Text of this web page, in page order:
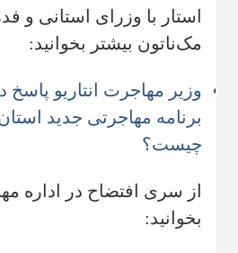
استار با وزرای استانی و
مک‌ناتون بیشتر بخوانید:
وزیر مهاجرت انتاریو پاسخ
برنامه مهاجرتی جدید
چیست؟
از سری افتضاح در اداره
بخوانید: